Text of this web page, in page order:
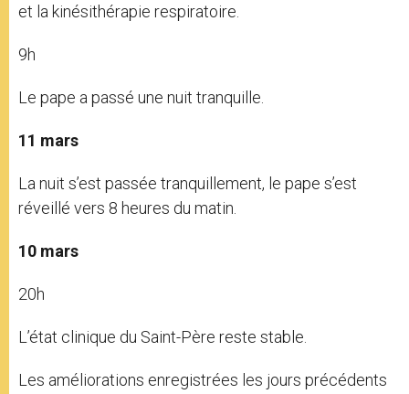
et la kinésithérapie respiratoire.
9h
Le pape a passé une nuit tranquille.
11 mars
La nuit s’est passée tranquillement, le pape s’est
réveillé vers 8 heures du matin.
10 mars
20h
L’état clinique du Saint-Père reste stable.
Les améliorations enregistrées les jours précédents